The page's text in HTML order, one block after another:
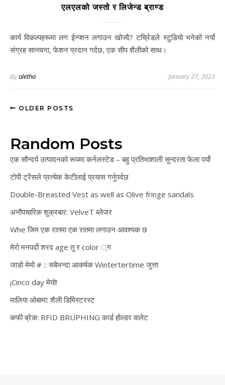
एलएलको जस्तो र लिजेन्ड ब्राण्ड
कार्य विकल्पहरूमा लग ईन्प्शन लगाउन खोज्दै? टर्च्रिडले स्टुडियो भनेको नयाँ
संग्रह सान्त्वना, फेशन प्रदान गर्दछ, एक सीप शैलीको साथ।
Byaletha January 27, 2023
OLDER POSTS
Random Posts
एक सौन्दर्य उत्पादनको रूपमा कर्नलस्टेड – बहु प्रतिभाशाली सुन्दरता फेला पर्यो
टोपी ट्रेंसले प्रत्येक केटीलाई प्रयास गर्नुपर्दछ
Double-Breasted Vest as well as Olive fringe sandals
अनौपचारिक शुक्रबार: VelveT ब्लेजर
Whe जिम एक रातमा एक रातमा लगाउन आवश्यक छ
मेरो मनपर्दो शरद age तु र color ्ग
जाडो मेमो # :: सबैभन्दा आकर्षक Wintertertime जुत्ता
¡Cinco day मेयो!
मालिया ओबामा: शैली डिमिस्टरस्ट
कफी ब्रेक: RFID BRUPHING कार्ड होल्डर वालेट